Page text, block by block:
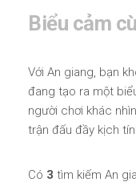
Biểu cảm
Với An giang, bạn
đang tạo ra một
người chơi khác
trận đấu đầy kịch
Có 3 tìm kiếm An